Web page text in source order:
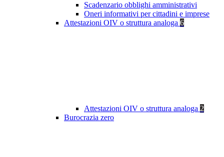
Scadenzario obblighi amministrativi
Oneri informativi per cittadini e imprese
Attestazioni OIV o struttura analoga 6
Attestazioni OIV o struttura analoga 2
Burocrazia zero